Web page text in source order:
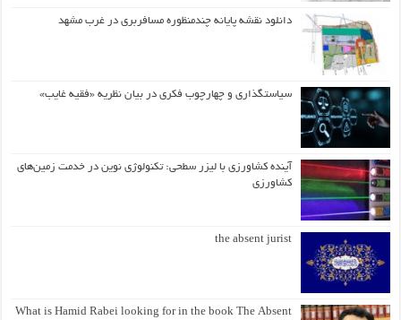
دانلود نقشه پایانه چندمنظوره مسافربری در غرب مشهد
سیاستگذاری و چهارچوب فکری در بیان نظریه «فقیه غایب»
آینده کشاورزی با لیزر سطحی: تکنولوژی نوین در خدمت زمین‌های
کشاورزی
the absent jurist
What is Hamid Rabei looking for in the book The Absent